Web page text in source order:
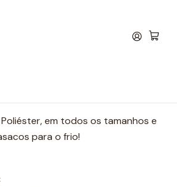
em todos os tamanhos e
para o frio!